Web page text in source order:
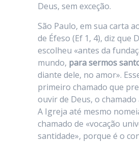
Deus, sem exceção.
São Paulo, em sua carta
de Éfeso (Ef 1, 4), diz que
escolheu «antes da
mundo, para sermos
diante dele, no amor».
primeiro chamado que
ouvir de Deus, o chamado
A Igreja até mesmo
chamado de «vocação
santidade», porque é o